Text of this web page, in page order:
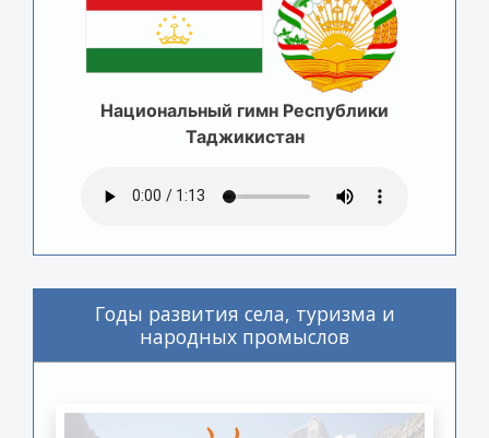
Национальный гимн Республики
Таджикистан
Годы развития села, туризма и
народных промыслов